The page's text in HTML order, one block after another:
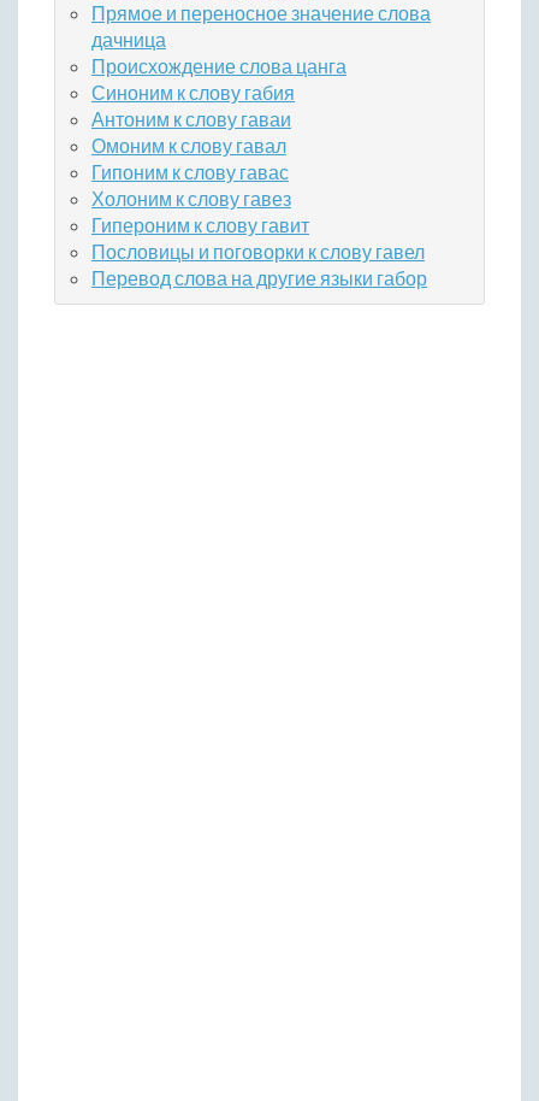
Прямое и переносное значение слова
дачница
Происхождение слова цанга
Синоним к слову габия
Антоним к слову гаваи
Омоним к слову гавал
Гипоним к слову гавас
Холоним к слову гавез
Гипероним к слову гавит
Пословицы и поговорки к слову гавел
Перевод слова на другие языки габор